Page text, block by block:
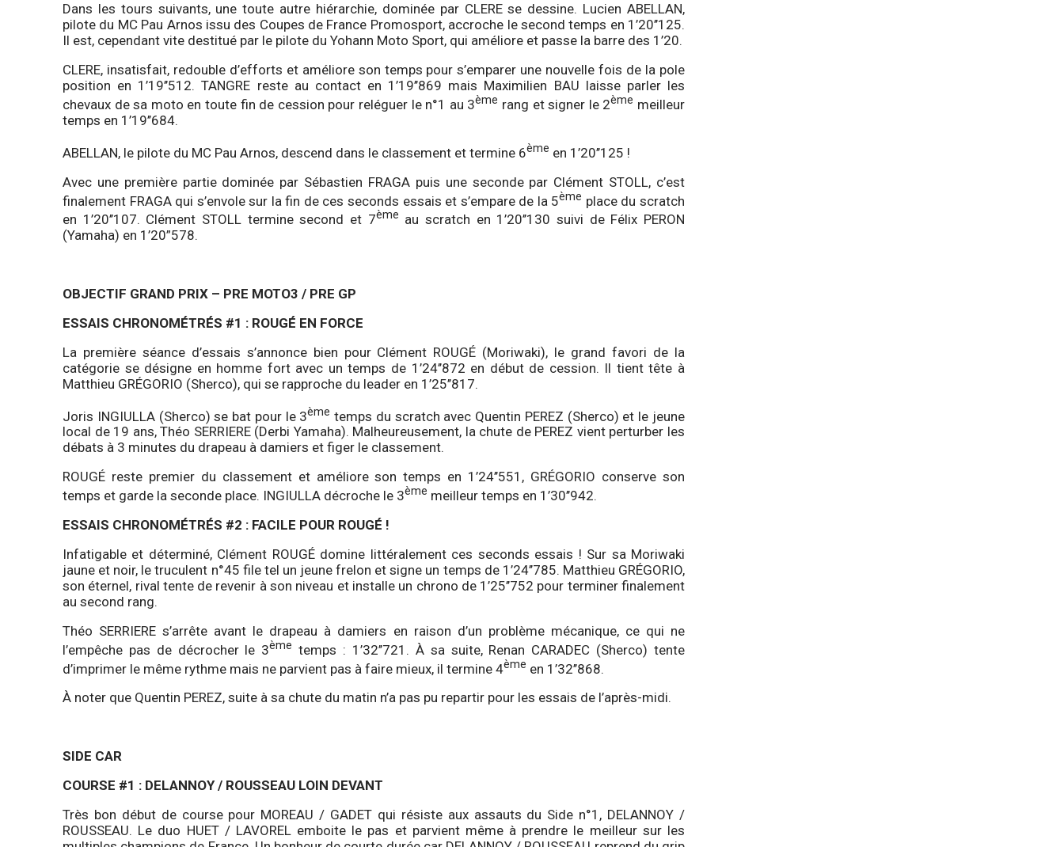
Dans les tours suivants, une toute autre hiérarchie, dominée par CLERE se dessine. Lucien ABELLAN,
pilote du MC Pau Arnos issu des Coupes de France Promosport, accroche le second temps en 1’20’’125.
Il est, cependant vite destitué par le pilote du Yohann Moto Sport, qui améliore et passe la barre des 1’20.
CLERE, insatisfait, redouble d’efforts et améliore son temps pour s’emparer une nouvelle fois de la pole
position en 1’19’’512. TANGRE reste au contact en 1’19’’869 mais Maximilien BAU laisse parler les
chevaux de sa moto en toute fin de cession pour reléguer le n°1 au 3ème rang et signer le 2ème meilleur
temps en 1’19’’684.
ABELLAN, le pilote du MC Pau Arnos, descend dans le classement et termine 6ème en 1’20’’125 !
Avec une première partie dominée par Sébastien FRAGA puis une seconde par Clément STOLL, c’est
finalement FRAGA qui s’envole sur la fin de ces seconds essais et s’empare de la 5ème place du scratch
en 1’20’’107. Clément STOLL termine second et 7ème au scratch en 1’20’’130 suivi de Félix PERON
(Yamaha) en 1’20”578.
OBJECTIF GRAND PRIX – PRE MOTO3 / PRE GP
ESSAIS CHRONOMÉTRÉS #1 : ROUGÉ EN FORCE
La première séance d’essais s’annonce bien pour Clément ROUGÉ (Moriwaki), le grand favori de la
catégorie se désigne en homme fort avec un temps de 1’24’’872 en début de cession. Il tient tête à
Matthieu GRÉGORIO (Sherco), qui se rapproche du leader en 1’25’’817.
Joris INGIULLA (Sherco) se bat pour le 3ème temps du scratch avec Quentin PEREZ (Sherco) et le jeune
local de 19 ans, Théo SERRIERE (Derbi Yamaha). Malheureusement, la chute de PEREZ vient perturber les
débats à 3 minutes du drapeau à damiers et figer le classement.
ROUGÉ reste premier du classement et améliore son temps en 1’24’’551, GRÉGORIO conserve son
temps et garde la seconde place. INGIULLA décroche le 3ème meilleur temps en 1’30’’942.
ESSAIS CHRONOMÉTRÉS #2 : FACILE POUR ROUGÉ !
Infatigable et déterminé, Clément ROUGÉ domine littéralement ces seconds essais ! Sur sa Moriwaki
jaune et noir, le truculent n°45 file tel un jeune frelon et signe un temps de 1’24’’785. Matthieu GRÉGORIO,
son éternel, rival tente de revenir à son niveau et installe un chrono de 1’25’’752 pour terminer finalement
au second rang.
Théo SERRIERE s’arrête avant le drapeau à damiers en raison d’un problème mécanique, ce qui ne
l’empêche pas de décrocher le 3ème temps : 1’32’’721. À sa suite, Renan CARADEC (Sherco) tente
d’imprimer le même rythme mais ne parvient pas à faire mieux, il termine 4ème en 1’32’’868.
À noter que Quentin PEREZ, suite à sa chute du matin n’a pas pu repartir pour les essais de l’après-midi.
SIDE CAR
COURSE #1 : DELANNOY / ROUSSEAU LOIN DEVANT
Très bon début de course pour MOREAU / GADET qui résiste aux assauts du Side n°1, DELANNOY /
ROUSSEAU. Le duo HUET / LAVOREL emboite le pas et parvient même à prendre le meilleur sur les